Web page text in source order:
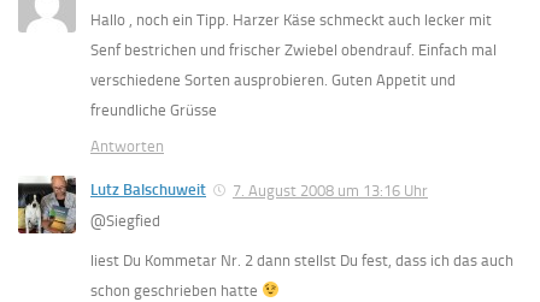
Hallo , noch ein Tipp. Harzer Käse schmeckt auch lecker mit
Senf bestrichen und frischer Zwiebel obendrauf. Einfach mal
verschiedene Sorten ausprobieren. Guten Appetit und
freundliche Grüsse
Antworten
Lutz Balschuweit
7. August 2008 um 13:16 Uhr
@Siegfied
liest Du Kommetar Nr. 2 dann stellst Du fest, dass ich das auch
schon geschrieben hatte